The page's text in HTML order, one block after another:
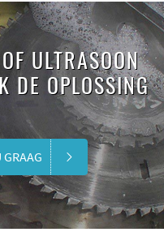
ULTRASOON
DE OPLOSSING
GRAAG